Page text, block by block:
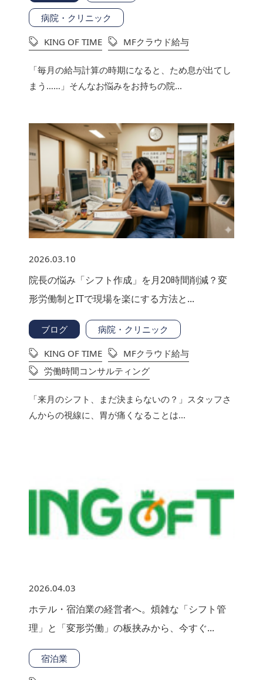
病院・クリニック
KING OF TIME MFクラウド給与
「毎月の給与計算の時期になると、ため息が出てし
まう……」そんなお悩みをお持ちの院...
2026.03.10
院長の悩み「シフト作成」を月20時間削減？変
形労働制とITで現場を楽にする方法と...
ブログ 病院・クリニック
KING OF TIME
MFクラウド給与
労働時間コンサルティング
「来月のシフト、まだ決まらないの？」スタッフさ
んからの視線に、胃が痛くなることは...
2026.04.03
ホテル・宿泊業の経営者へ。煩雑な「シフト管
理」と「変形労働」の板挟みから、今すぐ...
宿泊業